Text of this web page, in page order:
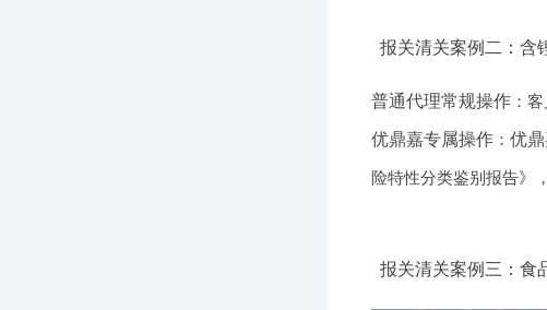
报关清关案例二：含
普通代理常规操作 ：
优鼎嘉专属操作 ：优
险特性分类鉴别报告》
报关清关案例三：食